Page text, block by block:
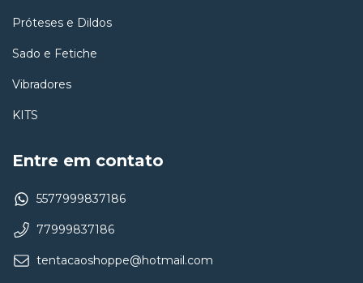
Próteses e Dildos
Sado e Fetiche
Vibradores
KITS
Entre em contato
5577999837186
77999837186
tentacaoshoppe@hotmail.com